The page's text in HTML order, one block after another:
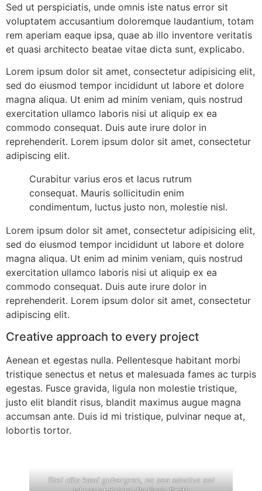
Sed ut perspiciatis, unde omnis iste natus error sit
voluptatem accusantium doloremque laudantium, totam
rem aperiam eaque ipsa, quae ab illo inventore veritatis
et quasi architecto beatae vitae dicta sunt, explicabo.
Lorem ipsum dolor sit amet, consectetur adipisicing elit,
sed do eiusmod tempor incididunt ut labore et dolore
magna aliqua. Ut enim ad minim veniam, quis nostrud
exercitation ullamco laboris nisi ut aliquip ex ea
commodo consequat. Duis aute irure dolor in
reprehenderit. Lorem ipsum dolor sit amet, consectetur
adipiscing elit.
Curabitur varius eros et lacus rutrum
consequat. Mauris sollicitudin enim
condimentum, luctus justo non, molestie nisl.
Lorem ipsum dolor sit amet, consectetur adipisicing elit,
sed do eiusmod tempor incididunt ut labore et dolore
magna aliqua. Ut enim ad minim veniam, quis nostrud
exercitation ullamco laboris nisi ut aliquip ex ea
commodo consequat. Duis aute irure dolor in
reprehenderit. Lorem ipsum dolor sit amet, consectetur
adipiscing elit.
Creative approach to every project
Aenean et egestas nulla. Pellentesque habitant morbi
tristique senectus et netus et malesuada fames ac turpis
egestas. Fusce gravida, ligula non molestie tristique,
justo elit blandit risus, blandit maximus augue magna
accumsan ante. Duis id mi tristique, pulvinar neque at,
lobortis tortor.
Stet clita kasd gubergren, no sea sanctus est